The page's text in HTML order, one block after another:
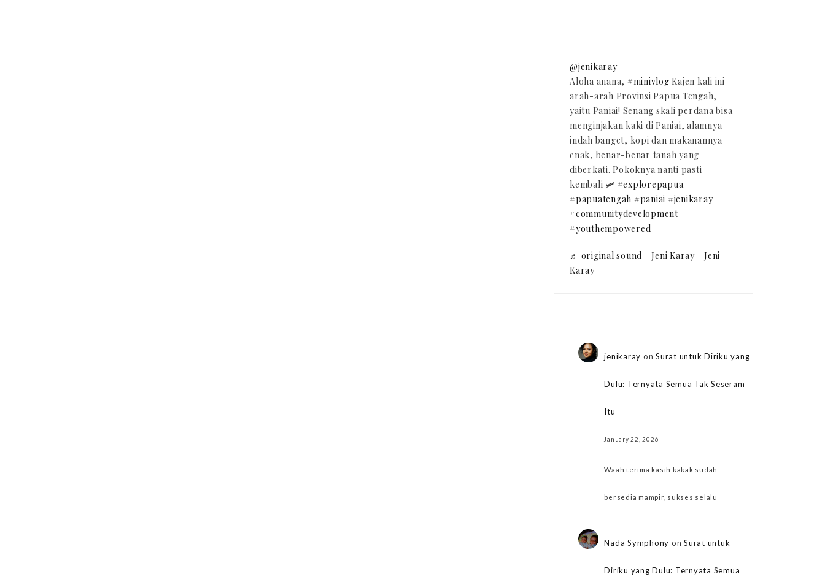
@jenikaray
Aloha anana, #minivlog Kajen kali ini
arah-arah Provinsi Papua Tengah,
yaitu Paniai! Senang skali perdana bisa
menginjakan kaki di Paniai, alamnya
indah banget, kopi dan makanannya
enak, benar-benar tanah yang
diberkati. Pokoknya nanti pasti
kembali 🛩️ #explorepapua
#papuatengah #paniai #jenikaray
#communitydevelopment
#youthempowered
♬ original sound - Jeni Karay - Jeni
Karay
jenikaray on Surat untuk Diriku yang
Dulu: Ternyata Semua Tak Seseram
Itu
January 22, 2026
Waah terima kasih kakak sudah
bersedia mampir, sukses selalu
Nada Symphony on Surat untuk
Diriku yang Dulu: Ternyata Semua